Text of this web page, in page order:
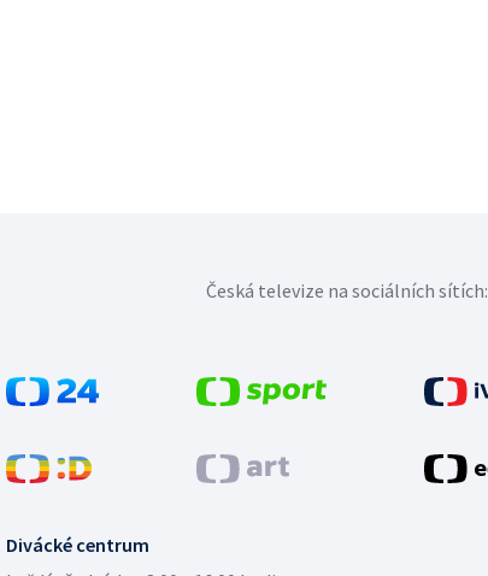
Divácké centrum
Česká televize na sociálních sítích: